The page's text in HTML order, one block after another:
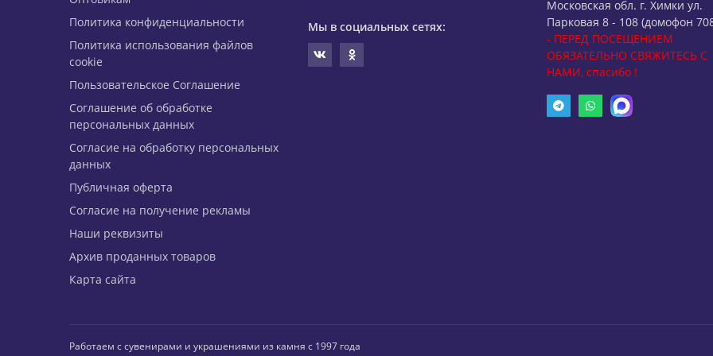
Политика конфиденциальности
Политика использования файлов
cookie
Пользовательское Соглашение
Соглашение об обработке
персональных данных
Согласие на обработку персональных
данных
Публичная оферта
Согласие на получение рекламы
Наши реквизиты
Архив проданных товаров
Карта сайта
Мы в социальных сетях:
Московская обл. г. Химки ул.
Парковая 8 - 108 (домофон
- ПЕРЕД ПОСЕЩЕНИЕМ
ОБЯЗАТЕЛЬНО СВЯЖИТЕСЬ С
НАМИ, спасибо !
Работаем с сувенирами и украшениями из камня с 1997 года